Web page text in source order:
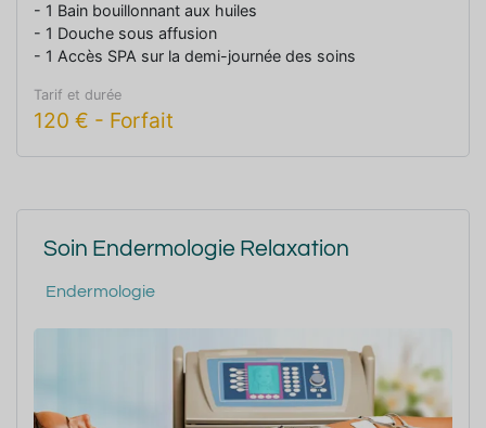
- 1 Bain bouillonnant aux huiles
- 1 Douche sous affusion
- 1 Accès SPA sur la demi-journée des soins
Tarif et durée
120 € - Forfait
Soin Endermologie Relaxation
Endermologie